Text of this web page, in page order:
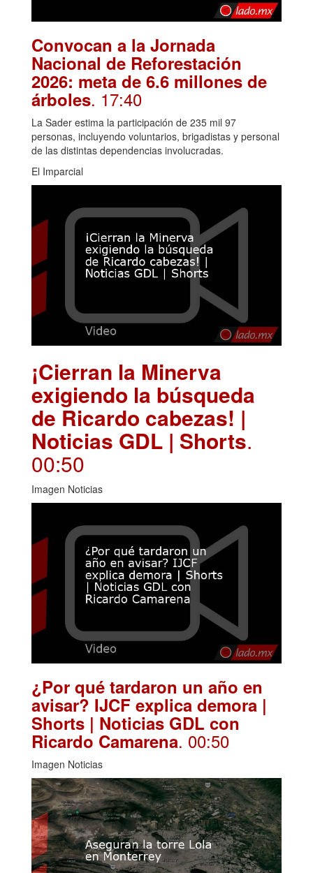
Convocan a la Jornada
Nacional de Reforestación
2026: meta de 6.6 millones de
árboles. 17:40
La Sader estima la participación de 235 mil 97
personas, incluyendo voluntarios, brigadistas y personal
de las distintas dependencias involucradas.
El Imparcial
¡Cierran la Minerva
exigiendo la búsqueda
de Ricardo cabezas! |
Noticias GDL | Shorts.
00:50
Imagen Noticias
¿Por qué tardaron un año en
avisar? IJCF explica demora |
Shorts | Noticias GDL con
Ricardo Camarena. 00:50
Imagen Noticias